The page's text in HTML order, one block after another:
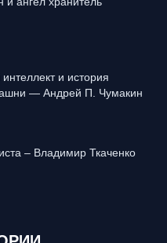
и история
— Андрей П. Чумакин
– Владимир Ткаченко